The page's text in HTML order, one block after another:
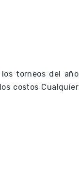
torneos del año
costos Cualquier